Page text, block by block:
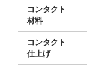
コンタクト
材料
コンタクト
仕上げ